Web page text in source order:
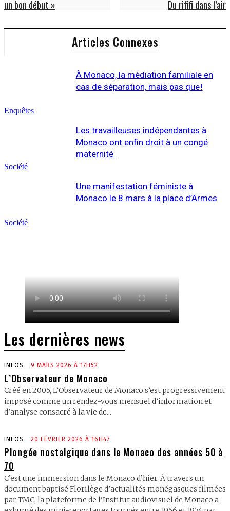
un bon début »
Du rififi dans l’air
Articles Connexes
Enquêtes
À Monaco, la médiation familiale en
cas de séparation, mais pas que !
Société
Les travailleuses indépendantes à
Monaco ont enfin droit à un congé
maternité
Société
Une manifestation féministe à
Monaco le 8 mars à la place d’Armes
Les dernières news
INFOS 9 MARS 2026 À 17H52
L’Observateur de Monaco
Créé en 2005, L’Observateur de Monaco s’est progressivement
imposé comme un rendez-vous mensuel d’information et
d’analyse consacré à la vie de...
INFOS 20 FÉVRIER 2026 À 16H47
Plongée nostalgique dans le Monaco des années 50 à
70
C’est une immersion dans le Monaco d’hier. À travers un
document baptisé Florilège d’actualités monégasques filmées
par TMC, la plateforme de l’Institut audiovisuel de Monaco a